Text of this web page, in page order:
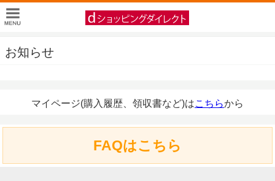
お知らせ
マイページ(購入履歴、領収書など)はこちらから
FAQはこちら